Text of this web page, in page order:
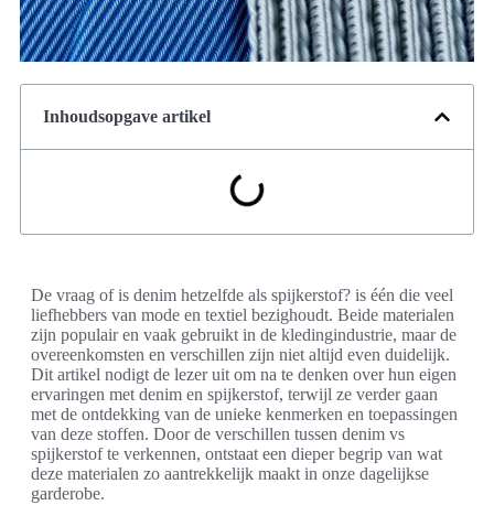
Inhoudsopgave artikel
De vraag of is denim hetzelfde als spijkerstof? is één die veel
liefhebbers van mode en textiel bezighoudt. Beide materialen
zijn populair en vaak gebruikt in de kledingindustrie, maar de
overeenkomsten en verschillen zijn niet altijd even duidelijk.
Dit artikel nodigt de lezer uit om na te denken over hun eigen
ervaringen met denim en spijkerstof, terwijl ze verder gaan
met de ontdekking van de unieke kenmerken en toepassingen
van deze stoffen. Door de verschillen tussen denim vs
spijkerstof te verkennen, ontstaat een dieper begrip van wat
deze materialen zo aantrekkelijk maakt in onze dagelijkse
garderobe.